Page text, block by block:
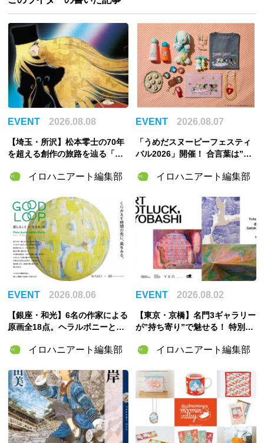
EVENT 2026.08.08
【埼玉・所沢】松本零士の70年
を超える創作の旅路を辿る「松
ジアムで開催決定！
イロハニアート編集部
EVENT 2026.08.07
「うめだスヌーピーフェスティ
バル2026」開催！ 合言葉は”明
特別な2週間
イロハニアート編集部
EVENT 2026.08.06
【銀座・和光】6名の作家による
原画全18点。ヘラルボニーとの
6」8月6日開催
イロハニアート編集部
EVENT 2026.08.02
【東京・京橋】名門3ギャラリー
が”持ち寄り”で魅せる！ 特別企
SHI」Gallery & Bakery Tokyo
イロハニアート編集部